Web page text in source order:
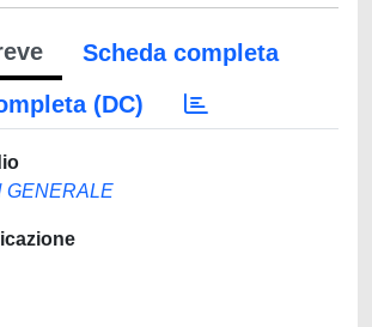
Scheda completa
(DC)
GENERALE